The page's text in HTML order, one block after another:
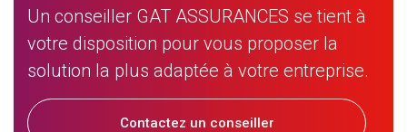
Un conseiller GAT ASSURANCES se tient à
votre disposition pour vous proposer la
solution la plus adaptée à votre entreprise.
Contactez un conseiller